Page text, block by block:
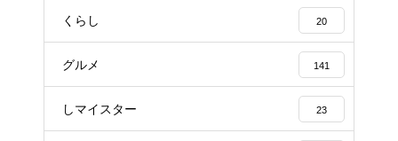
くらし 20
グルメ 141
しマイスター 23